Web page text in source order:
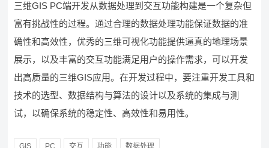
三维GIS PC端开发从数据处理到交互功能构建是一个复杂但
富有挑战性的过程。通过合理的数据处理功能保证数据的准
确性和高效性，优秀的三维可视化功能提供逼真的地理场景
展示，以及丰富的交互功能满足用户的操作需求，可以开发
出高质量的三维GIS应用。在开发过程中，要注重开发工具和
技术的选型、数据结构与算法的设计以及系统的集成与测
试，以确保系统的稳定性、高效性和易用性。
GIS PC 交互 功能 数据处理